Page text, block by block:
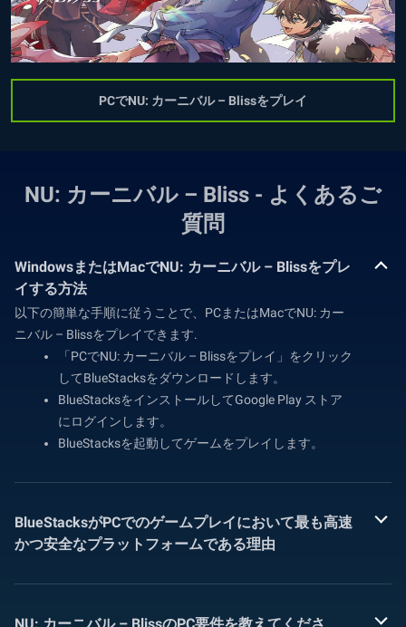
PCでNU: カーニバル – Blissをプレイ
NU: カーニバル – Bliss - よくあるご
質問
WindowsまたはMacでNU: カーニバル – Blissをプレ
イする方法
以下の簡単な手順に従うことで、PCまたはMacでNU: カー
ニバル – Blissをプレイできます.
「PCでNU: カーニバル – Blissをプレイ」をクリック
してBlueStacksをダウンロードします。
BlueStacksをインストールしてGoogle Play ストア
にログインします。
BlueStacksを起動してゲームをプレイします。
BlueStacksがPCでのゲームプレイにおいて最も高速
かつ安全なプラットフォームである理由